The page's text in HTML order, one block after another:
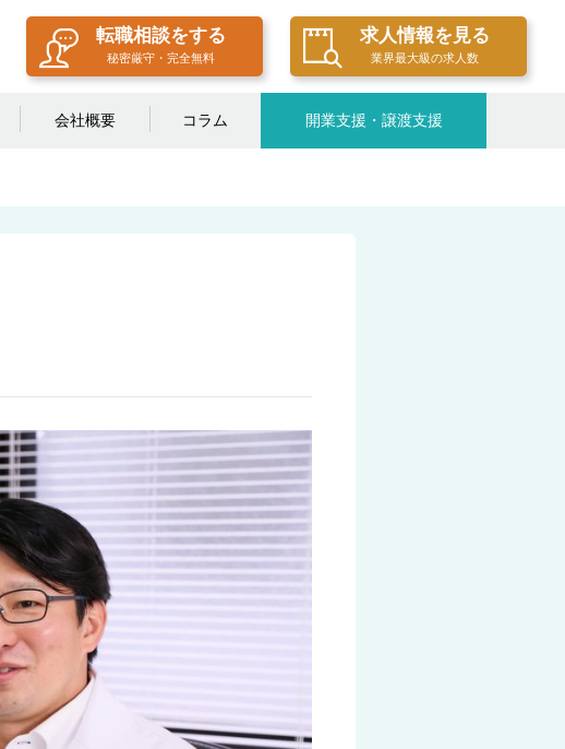
転職相談をする
秘密厳守・完全無料
求人情報を見る
業界最大級の求人数
会社概要 コラム 開業支援・譲渡支援